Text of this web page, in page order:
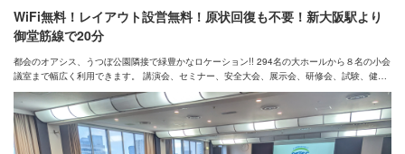
WiFi無料！レイアウト設営無料！原状回復も不要！新大阪駅より
御堂筋線で20分
都会のオアシス、うつぼ公園隣接で緑豊かなロケーション!! 294名の大ホールから８名の小会
議室まで幅広く利用できます。 講演会、セミナー、安全大会、展示会、研修会、試験、健康
診断など目的や用途に応じて快適にお過ごしいただけます。また眺望抜群のレストランでラ
ンチ・ディナー・パーティーもお楽しみいただけます。交流会･懇親会にもお薦め！